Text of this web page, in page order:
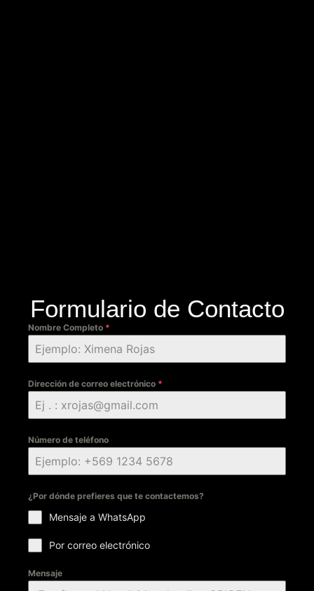
Formulario de Contacto
Nombre Completo *
Dirección de correo electrónico *
Número de teléfono
¿Por dónde prefieres que te contactemos?
Mensaje a WhatsApp
Por correo electrónico
Mensaje